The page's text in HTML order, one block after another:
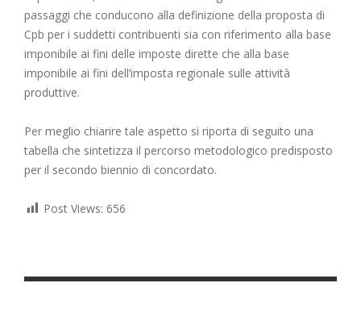
passaggi che conducono alla definizione della proposta di
Cpb per i suddetti contribuenti sia con riferimento alla base
imponibile ai fini delle imposte dirette che alla base
imponibile ai fini dell’imposta regionale sulle attività
produttive.
Per meglio chiarire tale aspetto si riporta di seguito una
tabella che sintetizza il percorso metodologico predisposto
per il secondo biennio di concordato.
Post Views: 656